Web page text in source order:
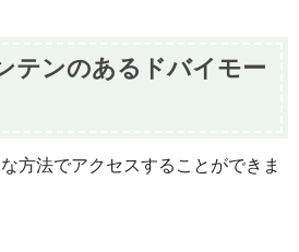
テンのあるドバイモー
方法でアクセスすることができま